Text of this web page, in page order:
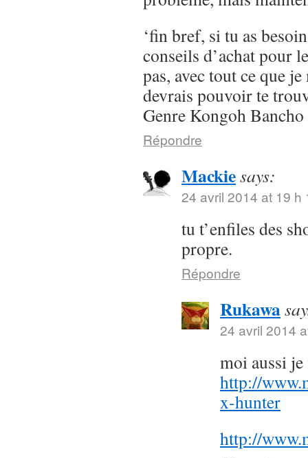
‘fin bref, si tu as
conseils d’achat pour
pas, avec tout ce que
devrais pouvoir te
Genre Kongoh Bancho
Répondre
Mackiesays:
24 avril 2014 at 19 h
tu t’enfiles des
propre.
Répondre
Rukawa
24 avril 2014
moi aussi
http://
x-hunter
http://